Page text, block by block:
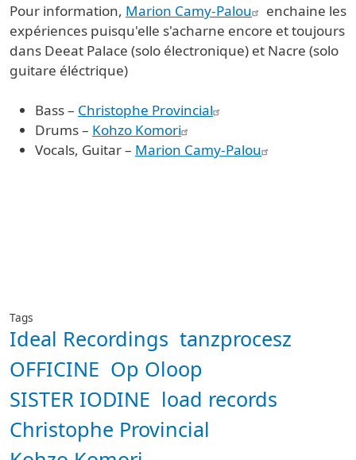
Pour information, Marion Camy-Palou
enchaine les
expériences puisqu'elle s'acharne encore et toujours
dans Deeat Palace (solo électronique) et Nacre (solo
guitare éléctrique)
Bass – Christophe Provincial
Drums – Kohzo Komori
Vocals, Guitar – Marion Camy-Palou
Tags
Ideal Recordings tanzprocesz
OFFICINE Op Oloop
SISTER IODINE load records
Christophe Provincial